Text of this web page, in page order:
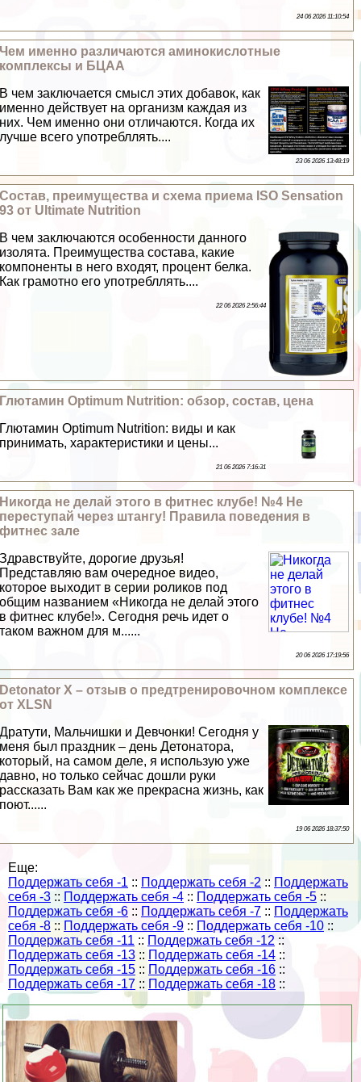
24 06 2026 11:10:54
Чем именно различаются аминокислотные
комплексы и БЦАА
В чем заключается смысл этих добавок, как
именно действует на организм каждая из
них. Чем именно они отличаются. Когда их
лучше всего употрeбллять....
23 06 2026 13:48:19
Состав, преимущества и схема приема ISO Sensation
93 от Ultimate Nutrition
В чем заключаются особенности данного
изолята. Преимущества состава, какие
компоненты в него входят, процент белка.
Как грамотно его употрeбллять....
22 06 2026 2:56:44
Глютамин Optimum Nutrition: обзор, состав, цена
Глютамин Optimum Nutrition: виды и как
принимать, хаpaктеристики и цены...
21 06 2026 7:16:31
Никогда не делай этого в фитнес клубе! №4 Не
переступай через штангу! Правила поведения в
фитнес зале
Здравствуйте, дорогие друзья!
Представляю вам очередное видео,
которое выходит в серии роликов под
общим названием «Никогда не делай этого
в фитнес клубе!». Сегодня речь идет о
таком важном для м......
20 06 2026 17:19:56
Detonator X – отзыв о предтренировочном комплексе
от XLSN
Дратути, Мальчишки и Девчонки! Сегодня у
меня был праздник – день Детонатора,
который, на самом деле, я использую уже
давно, но только сейчас дошли руки
рассказать Вам как же прекрасна жизнь, как
поют......
19 06 2026 18:37:50
Еще:
Поддержать себя -1 :: Поддержать себя -2 :: Поддержать
себя -3 :: Поддержать себя -4 :: Поддержать себя -5 ::
Поддержать себя -6 :: Поддержать себя -7 :: Поддержать
себя -8 :: Поддержать себя -9 :: Поддержать себя -10 ::
Поддержать себя -11 :: Поддержать себя -12 ::
Поддержать себя -13 :: Поддержать себя -14 ::
Поддержать себя -15 :: Поддержать себя -16 ::
Поддержать себя -17 :: Поддержать себя -18 ::